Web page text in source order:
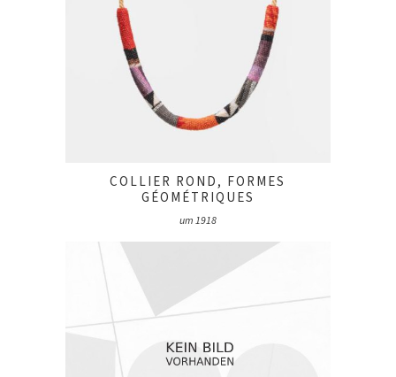
COLLIER ROND, FORMES
GÉOMÉTRIQUES
um 1918